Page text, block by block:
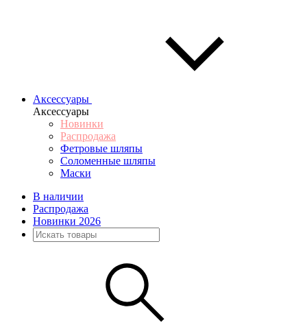
Аксессуары
Аксессуары
Новинки
Распродажа
Фетровые шляпы
Соломенные шляпы
Маски
В наличии
Распродажа
Новинки 2026